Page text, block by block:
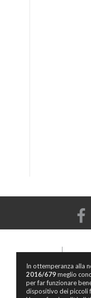
In ottemperanza alla
2016/679meglio
per far funzionare
dispositivo dei piccoli